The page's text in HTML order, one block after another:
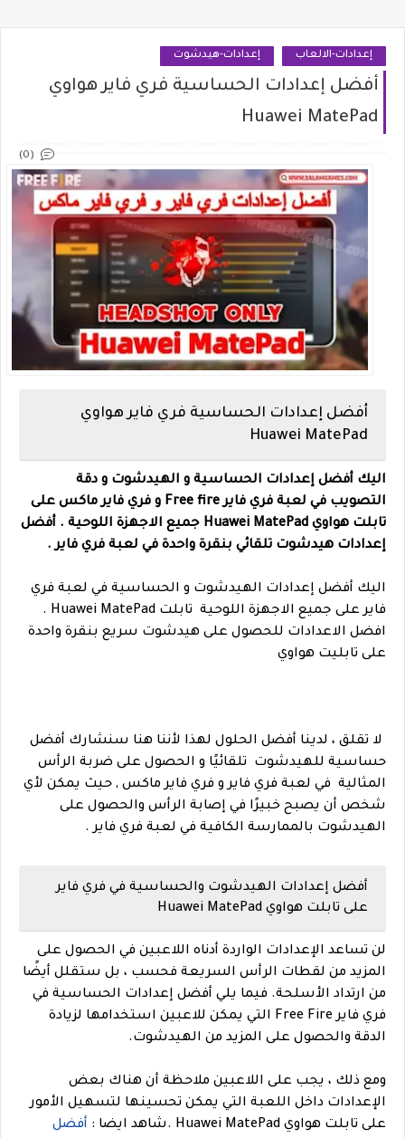
إعدادات-الالعاب إعدادات-هيدشوت
أفضل إعدادات الحساسية فري فاير هواوي
Huawei MatePad
(0)
أفضل إعدادات الحساسية فري فاير هواوي
Huawei MatePad
اليك أفضل إعدادات الحساسية و الهيدشوت و دقة
التصويب في لعبة فري فاير Free fire و فري فاير ماكس على
تابلت هواوي Huawei MatePad جميع الاجهزة اللوحية . أفضل
إعدادات هيدشوت تلقائي بنقرة واحدة في لعبة فري فاير .
اليك أفضل إعدادات الهيدشوت و الحساسية في لعبة فري
فاير على جميع الاجهزة اللوحية تابلت Huawei MatePad .
افضل الاعدادات للحصول على هيدشوت سريع بنقرة واحدة
على تابليت هواوي
لا تقلق ، لدينا أفضل الحلول لهذا لأننا هنا سنشارك أفضل
حساسية للهيدشوت تلقائيًا و الحصول على ضربة الرأس
المثالية في لعبة فري فاير و فري فاير ماكس , حيث يمكن لأي
شخص أن يصبح خبيرًا في إصابة الرأس والحصول على
الهيدشوت بالممارسة الكافية في لعبة فري فاير .
أفضل إعدادات الهيدشوت والحساسية في فري فاير
على تابلت هواوي Huawei MatePad
لن تساعد الإعدادات الواردة أدناه اللاعبين في الحصول على
المزيد من لقطات الرأس السريعة فحسب ، بل ستقلل أيضًا
من ارتداد الأسلحة. فيما يلي أفضل إعدادات الحساسية في
فري فاير Free Fire التي يمكن للاعبين استخدامها لزيادة
الدقة والحصول على المزيد من الهيدشوت.
ومع ذلك ، يجب على اللاعبين ملاحظة أن هناك بعض
الإعدادات داخل اللعبة التي يمكن تحسينها لتسهيل الأمور
على تابلت هواوي Huawei MatePad .شاهد ايضا :
أفضل